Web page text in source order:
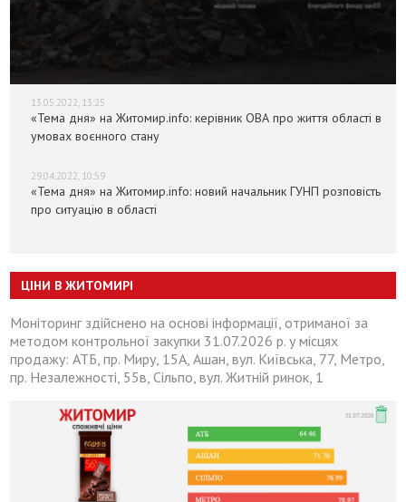
13.05.2022, 13:25
«Тема дня» на Житомир.info: керівник ОВА про життя області в
умовах воєнного стану
29.04.2022, 10:59
«Тема дня» на Житомир.info: новий начальник ГУНП розповість
про ситуацію в області
ЦІНИ В ЖИТОМИРІ
Моніторинг здійснено на основі інформації, отриманої за
методом контрольної закупки 31.07.2026 р. у місцях
продажу: АТБ, пр. Миру, 15А, Ашан, вул. Київська, 77, Метро,
пр. Незалежності, 55в, Сільпо, вул. Житній ринок, 1